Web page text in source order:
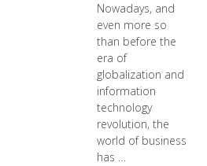
Nowadays, and
even more so
than before the
era of
globalization and
information
technology
revolution, the
world of business
has …